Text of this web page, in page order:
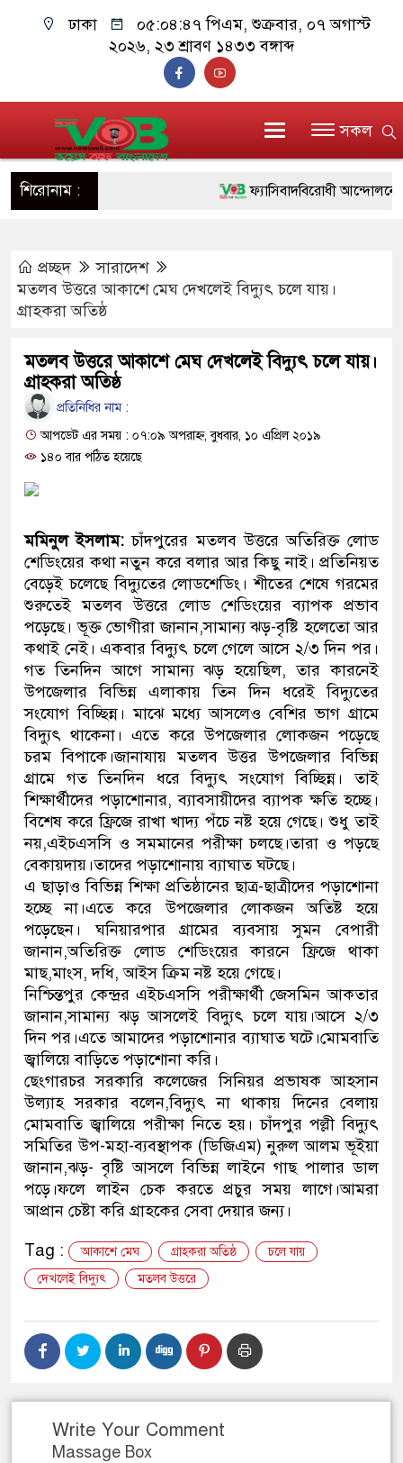
ঢাকা ০৫:০৪:৪৮ পিএম, শুক্রবার, ০৭ অগাস্ট
২০২৬, ২৩ শ্রাবণ ১৪৩৩ বঙ্গাব্দ
সকল
শিরোনাম : ফ্যাসিবাদবিরোধী আন্দোলনে
সিল-স্বাক্ষর জালিয়াতি চক্রের পাঁচ
২৮ লাখ টাকার জাল নোটসহ
থানা পুলিশ
যেকোনো সময় বেনজীরের
নেতৃত্ব ও গণতন্ত্রের মূর্তমান
যে ভাবে ডেভিড ইমনের কাছে
‘আজহার খান’
অবৈধ বিদেশি পিস্তল,
জড়িত কিশোর গ্যাংয়ের চার শিশু আটক
ডাকাতির প্রস্তুতিকালে দুইজনকে
থানা পুলিশ
প্রচ্ছদ
সারাদেশ
মতলব উত্তরে আকাশে মেঘ দেখলেই বিদ্যুৎ চলে যায়।
গ্রাহকরা অতিষ্ঠ
মতলব উত্তরে আকাশে মেঘ দেখলেই বিদ্যুৎ চলে যায়।
গ্রাহকরা অতিষ্ঠ
প্রতিনিধির নাম :
আপডেট এর সময় : ০৭:০৯ অপরাহ্ন, বুধবার, ১০ এপ্রিল ২০১৯
১৪০ বার পঠিত হয়েছে
মমিনুল ইসলাম: চাঁদপুরের মতলব উত্তরে অতিরিক্ত লোড
শেডিংয়ের কথা নতুন করে বলার আর কিছু নাই। প্রতিনিয়ত
বেড়েই চলেছে বিদ্যুতের লোডশেডিং। শীতের শেষে গরমের
শুরুতেই মতলব উত্তরে লোড শেডিংয়ের ব্যাপক প্রভাব
পড়েছে। ভূক্ত ভোগীরা জানান,সামান্য ঝড়-বৃষ্টি হলেতো আর
কথাই নেই। একবার বিদ্যুৎ চলে গেলে আসে ২/৩ দিন পর।
গত তিনদিন আগে সামান্য ঝড় হয়েছিল, তার কারনেই
উপজেলার বিভিন্ন এলাকায় তিন দিন ধরেই বিদ্যুতের
সংযোগ বিচ্ছিন্ন। মাঝে মধ্যে আসলেও বেশির ভাগ গ্রামে
বিদ্যুৎ থাকেনা। এতে করে উপজেলার লোকজন পড়েছে
চরম বিপাকে।জানাযায় মতলব উত্তর উপজেলার বিভিন্ন
গ্রামে গত তিনদিন ধরে বিদ্যুৎ সংযোগ বিচ্ছিন্ন। তাই
শিক্ষার্থীদের পড়াশোনার, ব্যাবসায়ীদের ব্যাপক ক্ষতি হচ্ছে।
বিশেষ করে ফ্রিজে রাখা খাদ্য পঁচে নষ্ট হয়ে গেছে। শুধু তাই
নয়,এইচএসসি ও সমমানের পরীক্ষা চলছে।তারা ও পড়ছে
বেকায়দায়।তাদের পড়াশোনায় ব্যাঘাত ঘটছে।
এ ছাড়াও বিভিন্ন শিক্ষা প্রতিষ্ঠানের ছাত্র-ছাত্রীদের পড়াশোনা
হচ্ছে না।এতে করে উপজেলার লোকজন অতিষ্ট হয়ে
পড়েছেন। ঘনিয়ারপার গ্রামের ব্যবসায় সুমন বেপারী
জানান,অতিরিক্ত লোড শেডিংয়ের কারনে ফ্রিজে থাকা
মাছ,মাংস, দধি, আইস ক্রিম নষ্ট হয়ে গেছে।
নিশ্চিন্তপুর কেন্দ্রর এইচএসসি পরীক্ষার্থী জেসমিন আকতার
জানান,সামান্য ঝড় আসলেই বিদ্যুৎ চলে যায়।আসে ২/৩
দিন পর।এতে আমাদের পড়াশোনার ব্যাঘাত ঘটে।মোমবাতি
জ্বালিয়ে বাড়িতে পড়াশোনা করি।
ছেংগারচর সরকারি কলেজের সিনিয়র প্রভাষক আহসান
উল্যাহ সরকার বলেন,বিদ্যুৎ না থাকায় দিনের বেলায়
মোমবাতি জ্বালিয়ে পরীক্ষা নিতে হয়। চাঁদপুর পল্লী বিদ্যুৎ
সমিতির উপ-মহা-ব্যবস্থাপক (ডিজিএম) নুরুল আলম ভূইয়া
জানান,ঝড়- বৃষ্টি আসলে বিভিন্ন লাইনে গাছ পালার ডাল
পড়ে।ফলে লাইন চেক করতে প্রচুর সময় লাগে।আমরা
আপ্রান চেষ্টা করি গ্রাহকের সেবা দেয়ার জন্য।
Tag :
আকাশে মেঘ গ্রাহকরা অতিষ্ঠ
চলে যায়
দেখলেই বিদ্যুৎ
মতলব উত্তরে
Write Your Comment
Massage Box